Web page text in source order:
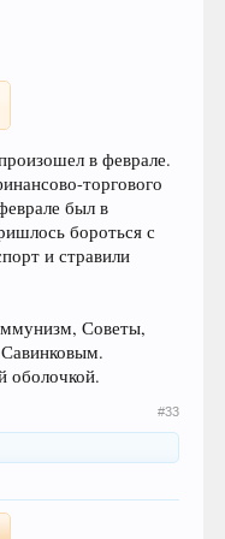
в феврале.
торгового
был в
бороться с
и стравили
Советы,
оболочкой.
#33